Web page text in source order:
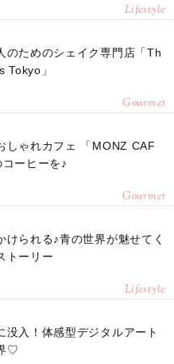
Lifestyle
のためのシェイク専門店「Th
Tokyo」
Gourmet
しゃれカフェ 「MONZ CAF
ーヒーを♪
Gourmet
けられる♪青の世界が魅せてく
トーリー
Lifestyle
没入！体感型デジタルアート
♡